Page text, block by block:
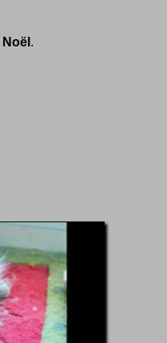
Noël .